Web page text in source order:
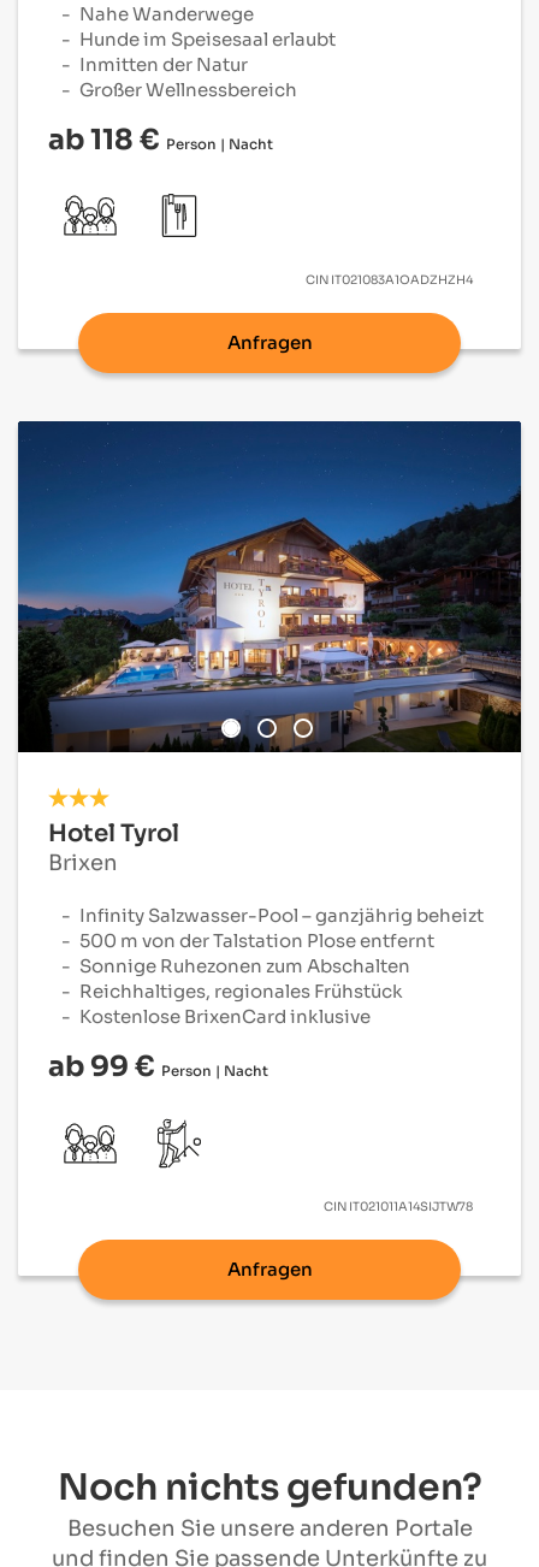
Nahe Wanderwege
Hunde im Speisesaal erlaubt
Inmitten der Natur
Großer Wellnessbereich
ab 118 € Person | Nacht
CIN IT021083A1OADZHZH4
Anfragen
Hotel Tyrol
Brixen
Infinity Salzwasser-Pool – ganzjährig beheizt
500 m von der Talstation Plose entfernt
Sonnige Ruhezonen zum Abschalten
Reichhaltiges, regionales Frühstück
Kostenlose BrixenCard inklusive
ab 99 € Person | Nacht
CIN IT021011A14SIJTW78
Anfragen
Noch nichts gefunden?
Besuchen Sie unsere anderen Portale
und finden Sie passende Unterkünfte zu